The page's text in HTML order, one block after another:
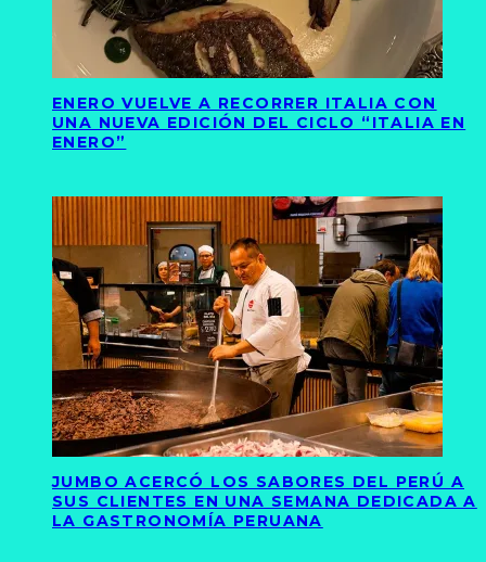
ENERO VUELVE A RECORRER ITALIA CON
UNA NUEVA EDICIÓN DEL CICLO “ITALIA EN
ENERO”
JUMBO ACERCÓ LOS SABORES DEL PERÚ A
SUS CLIENTES EN UNA SEMANA DEDICADA A
LA GASTRONOMÍA PERUANA